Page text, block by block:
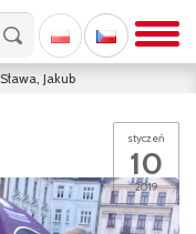
Sława, Jakub
styczeń
10
2019